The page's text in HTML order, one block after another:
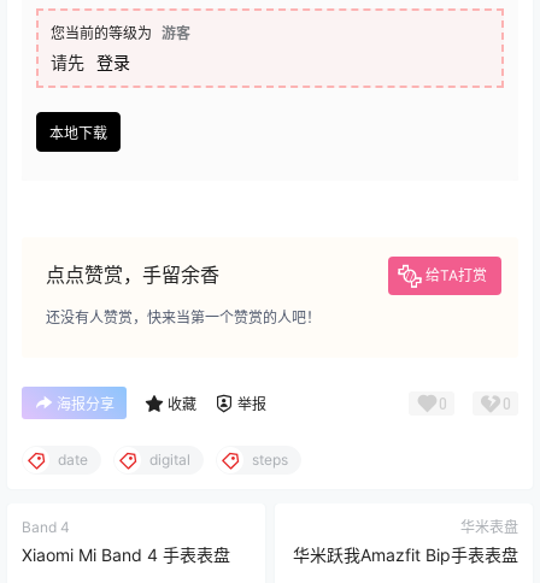
您当前的等级为 游客
请先 登录
本地下载
点点赞赏，手留余香 给TA打赏
还没有人赞赏，快来当第一个赞赏的人吧！
海报分享 收藏 举报 0 0
date digital steps
Band 4
Xiaomi Mi Band 4 手表表盘
华米表盘
华米跃我Amazfit Bip手表表盘